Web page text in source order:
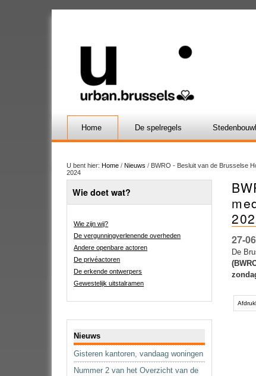
Home De spelregels
U bent hier: Home / Nieuws / BWRO - Besluit van de Brusselse
2024
Wie doet wat?
Wie zijn wij?
De vergunningverlenende overheden
Andere openbare actoren
De privéactoren
De erkende ontwerpers
Gewestelijk uitstalramen
Nieuws
Gisteren kantoren, vandaag woningen
Nummer 2 van het Overzicht van de
27-
De
acties